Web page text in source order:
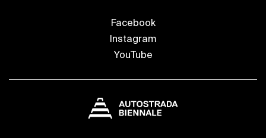
Facebook
Instagram
YouTube